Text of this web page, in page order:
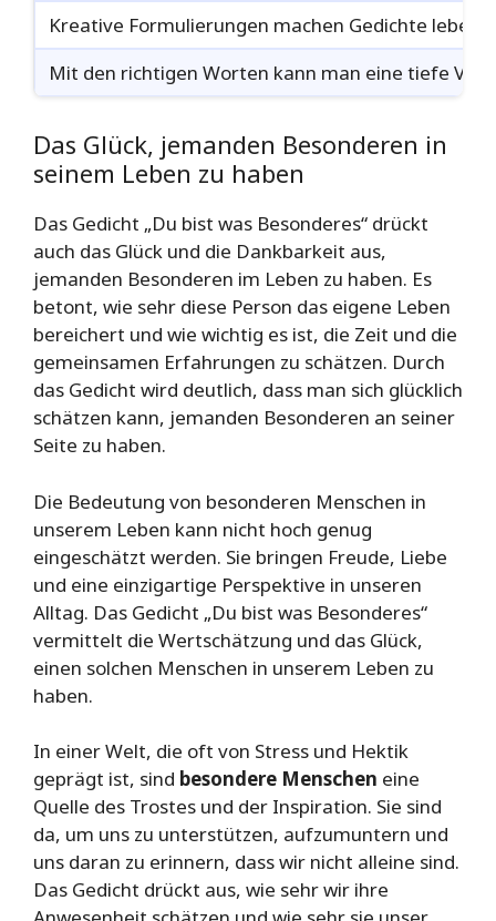
Kreative Formulierungen machen Gedichte
Mit den richtigen Worten kann man eine tiefe
Das Glück, jemanden Besonderen in
seinem Leben zu haben
Das Gedicht „Du bist was Besonderes“ drückt
auch das Glück und die Dankbarkeit aus,
jemanden Besonderen im Leben zu haben. Es
betont, wie sehr diese Person das eigene Leben
bereichert und wie wichtig es ist, die Zeit und die
gemeinsamen Erfahrungen zu schätzen. Durch
das Gedicht wird deutlich, dass man sich glücklich
schätzen kann, jemanden Besonderen an seiner
Seite zu haben.
Die Bedeutung von besonderen Menschen in
unserem Leben kann nicht hoch genug
eingeschätzt werden. Sie bringen Freude, Liebe
und eine einzigartige Perspektive in unseren
Alltag. Das Gedicht „Du bist was Besonderes“
vermittelt die Wertschätzung und das Glück,
einen solchen Menschen in unserem Leben zu
haben.
In einer Welt, die oft von Stress und Hektik
geprägt ist, sind besondere Menschen eine
Quelle des Trostes und der Inspiration. Sie sind
da, um uns zu unterstützen, aufzumuntern und
uns daran zu erinnern, dass wir nicht alleine sind.
Das Gedicht drückt aus, wie sehr wir ihre